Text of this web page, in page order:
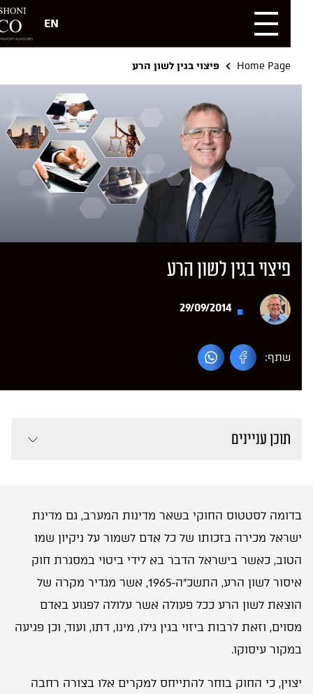
EN
Home Page פיצוי בגין לשון הרע
פיצוי בגין לשון הרע
29/09/2014
שתף:
תוכן עניינים
בדומה לסטטוס החוקי בשאר מדינות המערב, גם מדינת
ישראל מכירה בזכותו של כל אדם לשמור על ניקיון שמו
הטוב, כאשר בישראל הדבר בא לידי ביטוי במסגרת חוק
איסור לשון הרע, התשכ”ה-1965, אשר מגדיר מקרה של
הוצאת לשון הרע ככל פעולה אשר עלולה לפגוע באדם
מסוים, וזאת לרבות ביזוי בגין גילו, מינו, דתו, ועוד, וכן פגיעה
במקור עיסוקו.
יצוין, כי החוק בוחר להתייחס למקרים אלו בצורה רחבה